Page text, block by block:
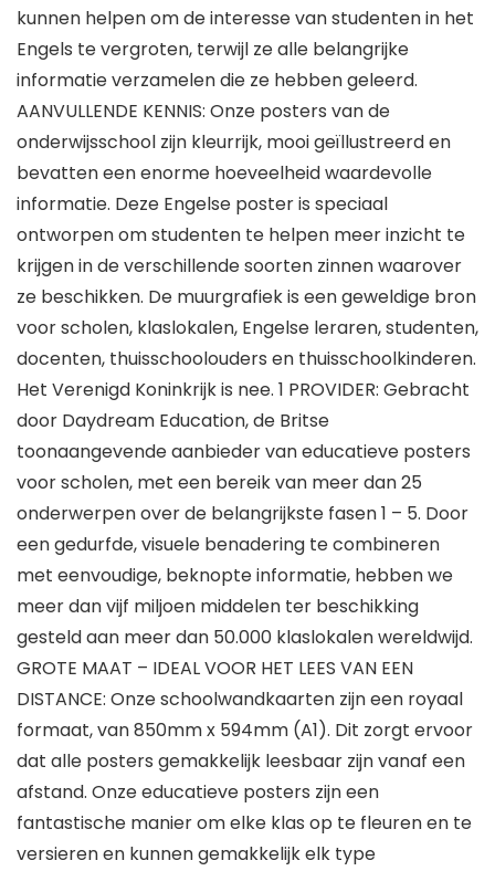
kunnen helpen om de interesse van studenten in het
Engels te vergroten, terwijl ze alle belangrijke
informatie verzamelen die ze hebben geleerd.
AANVULLENDE KENNIS: Onze posters van de
onderwijsschool zijn kleurrijk, mooi geïllustreerd en
bevatten een enorme hoeveelheid waardevolle
informatie. Deze Engelse poster is speciaal
ontworpen om studenten te helpen meer inzicht te
krijgen in de verschillende soorten zinnen waarover
ze beschikken. De muurgrafiek is een geweldige bron
voor scholen, klaslokalen, Engelse leraren, studenten,
docenten, thuisschoolouders en thuisschoolkinderen.
Het Verenigd Koninkrijk is nee. 1 PROVIDER: Gebracht
door Daydream Education, de Britse
toonaangevende aanbieder van educatieve posters
voor scholen, met een bereik van meer dan 25
onderwerpen over de belangrijkste fasen 1 – 5. Door
een gedurfde, visuele benadering te combineren
met eenvoudige, beknopte informatie, hebben we
meer dan vijf miljoen middelen ter beschikking
gesteld aan meer dan 50.000 klaslokalen wereldwijd.
GROTE MAAT – IDEAL VOOR HET LEES VAN EEN
DISTANCE: Onze schoolwandkaarten zijn een royaal
formaat, van 850mm x 594mm (A1). Dit zorgt ervoor
dat alle posters gemakkelijk leesbaar zijn vanaf een
afstand. Onze educatieve posters zijn een
fantastische manier om elke klas op te fleuren en te
versieren en kunnen gemakkelijk elk type